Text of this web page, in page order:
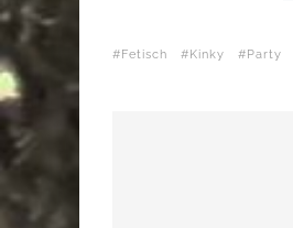
Fetisch Kinky Party